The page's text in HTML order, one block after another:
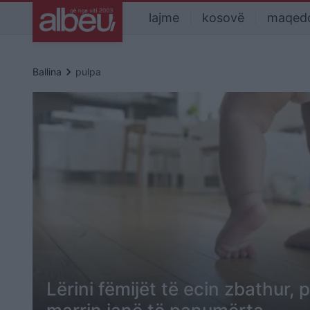
lajme kosovë
Ballina keyboard_arrow_right pulpa
Lërini fëmijët të ecin zbathur,